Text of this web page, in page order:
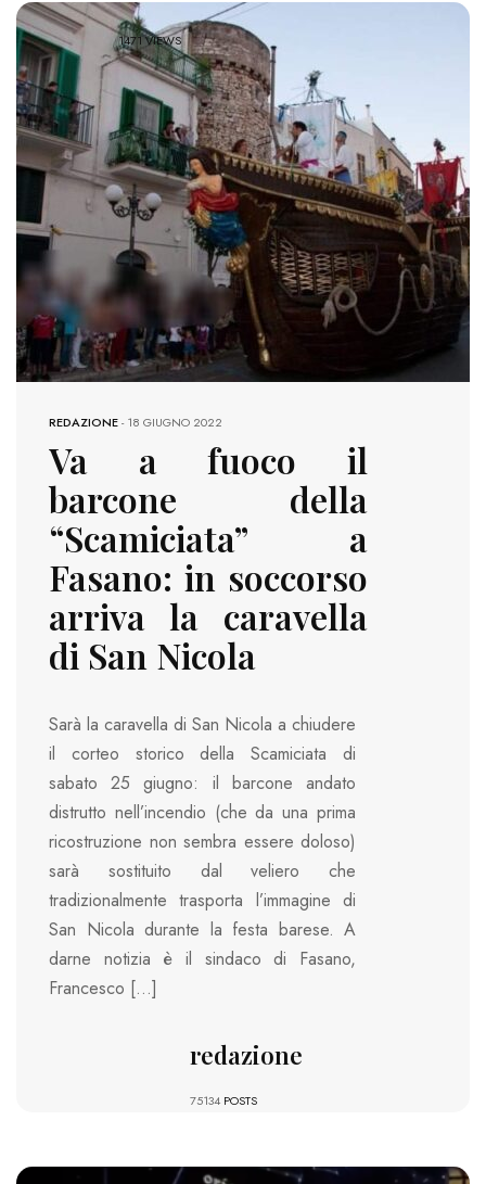
1471 VIEWS
REDAZIONE-18 GIUGNO 2022
Va a fuoco il
barcone della
“Scamiciata” a
Fasano: in soccorso
arriva la caravella
di San Nicola
Sarà la caravella di San Nicola a chiudere
il corteo storico della Scamiciata di
sabato 25 giugno: il barcone andato
distrutto nell’incendio (che da una prima
ricostruzione non sembra essere doloso)
sarà sostituito dal veliero che
tradizionalmente trasporta l’immagine di
San Nicola durante la festa barese. A
darne notizia è il sindaco di Fasano,
Francesco […]
redazione
75134 POSTS